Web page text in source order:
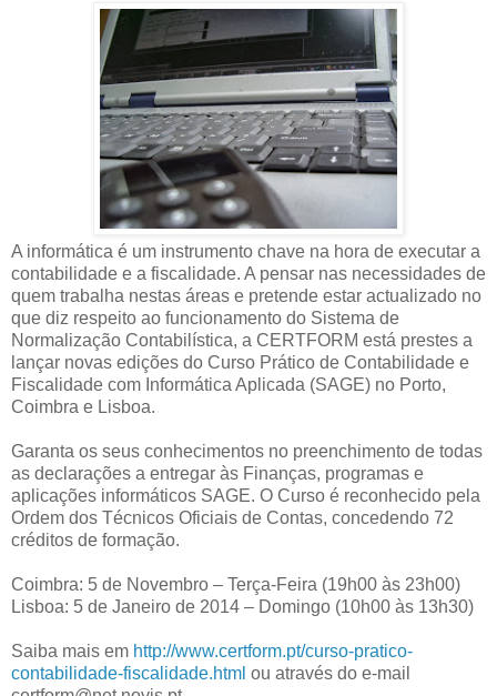
A informática é um instrumento chave na hora de executar a
contabilidade e a fiscalidade. A pensar nas necessidades de
quem trabalha nestas áreas e pretende estar actualizado no
que diz respeito ao funcionamento do Sistema de
Normalização Contabilística, a CERTFORM está prestes a
lançar novas edições do Curso Prático de Contabilidade e
Fiscalidade com Informática Aplicada (SAGE) no Porto,
Coimbra e Lisboa.
Garanta os seus conhecimentos no preenchimento de todas
as declarações a entregar às Finanças, programas e
aplicações informáticos SAGE. O Curso é reconhecido pela
Ordem dos Técnicos Oficiais de Contas, concedendo 72
créditos de formação.
Coimbra: 5 de Novembro – Terça-Feira (19h00 às 23h00)
Lisboa: 5 de Janeiro de 2014 – Domingo (10h00 às 13h30)
Saiba mais em http://www.certform.pt/curso-pratico-
contabilidade-fiscalidade.html ou através do e-mail